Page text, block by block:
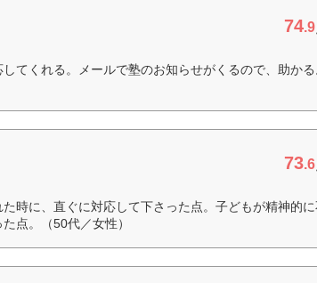
74.9
てくれる。メールで塾のお知らせがくるので、助かる
73.6
時に、直ぐに対応して下さった点。子どもが精神的に
点。（50代／女性）